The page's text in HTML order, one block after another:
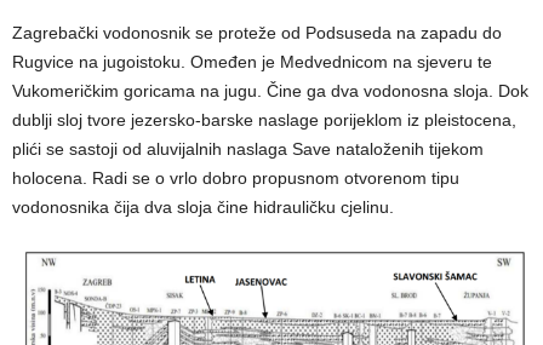
Zagrebački vodonosnik se proteže od Podsuseda na zapadu do
Rugvice na jugoistoku. Omeđen je Medvednicom na sjeveru te
Vukomeričkim goricama na jugu. Čine ga dva vodonosna sloja. Dok
dublji sloj tvore jezersko-barske naslage porijeklom iz pleistocena,
plići se sastoji od aluvijalnih naslaga Save nataloženih tijekom
holocena. Radi se o vrlo dobro propusnom otvorenom tipu
vodonosnika čija dva sloja čine hidrauličku cjelinu.